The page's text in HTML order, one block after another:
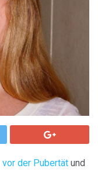
vor der Pubertät und